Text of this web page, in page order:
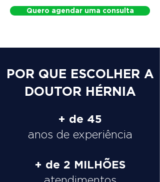
Quero agendar uma consulta
POR QUE ESCOLHER A
DOUTOR HÉRNIA
+ de 45
anos de experiência
+ de 2 MILHÕES